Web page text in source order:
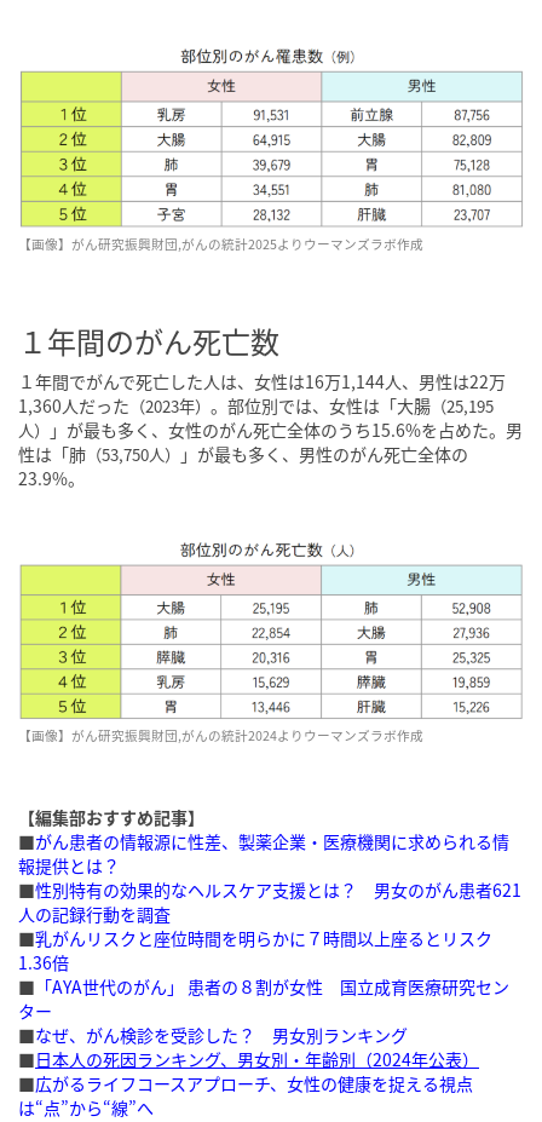
【画像】がん研究振興財団,がんの統計2025よりウーマンズラボ作成
１年間のがん死亡数
１年間でがんで死亡した人は、女性は16万1,144人、男性は22万
1,360人だった （2023年） 。部位別では、女性は「大腸 （25,195
人）
」が最も多く、女性のがん死亡全体のうち15.6%を占めた。男
性は「肺 （53,750人）
」が最も多く、男性のがん死亡全体の
23.9%。
【画像】がん研究振興財団,がんの統計2024よりウーマンズラボ作成
【編集部おすすめ記事】
■がん患者の情報源に性差、製薬企業・医療機関に求められる情
報提供とは？
■性別特有の効果的なヘルスケア支援とは？ 男女のがん患者621
人の記録行動を調査
■乳がんリスクと座位時間を明らかに７時間以上座るとリスク
1.36倍
■ 「AYA世代のがん」 患者の８割が女性 国立成育医療研究セン
ター
■なぜ、がん検診を受診した？ 男女別ランキング
■日本人の死因ランキング、男女別・年齢別（2024年公表）
■広がるライフコースアプローチ、女性の健康を捉える視点
は“点”から“線”へ